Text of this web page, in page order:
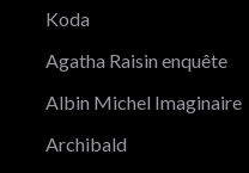
Koda
Agatha Raisin enquête
Albin Michel Imaginaire
Archibald